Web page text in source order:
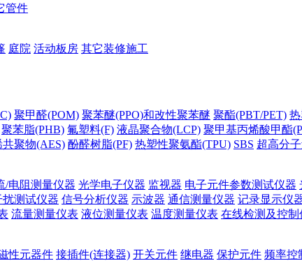
管件
庭院 活动板房 其它装修施工
聚甲醛(POM) 聚苯醚(PPO)和改性聚苯醚 聚酯(PBT/PET)
聚苯脂(PHB) 氟塑料(F) 液晶聚合物(LCP) 聚甲基丙烯酸甲酯
聚物(AES) 酚醛树脂(PF) 热塑性聚氨酯(TPU) SBS 超高分
/电阻测量仪器 光学电子仪器 监视器 电子元件参数测试仪器
扰测试仪器 信号分析仪器 示波器 通信测量仪器 记录显示仪
流量测量仪表 液位测量仪表 温度测量仪表 在线检测及控制
性元器件 接插件(连接器) 开关元件 继电器 保护元件 频率控